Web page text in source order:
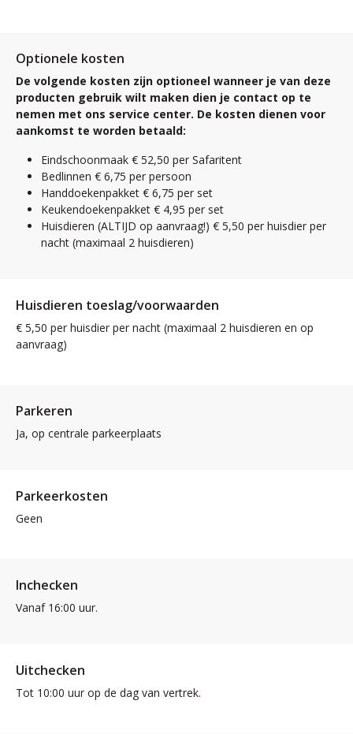
Optionele kosten
De volgende kosten zijn optioneel wanneer je van deze
producten gebruik wilt maken dien je contact op te
nemen met ons service center. De kosten dienen voor
aankomst te worden betaald:
Eindschoonmaak € 52,50 per Safaritent
Bedlinnen € 6,75 per persoon
Handdoekenpakket € 6,75 per set
Keukendoekenpakket € 4,95 per set
Huisdieren (ALTIJD op aanvraag!) € 5,50 per huisdier per
nacht (maximaal 2 huisdieren)
Huisdieren toeslag/voorwaarden
€ 5,50 per huisdier per nacht (maximaal 2 huisdieren en op
aanvraag)
Parkeren
Ja, op centrale parkeerplaats
Parkeerkosten
Geen
Inchecken
Vanaf 16:00 uur.
Uitchecken
Tot 10:00 uur op de dag van vertrek.